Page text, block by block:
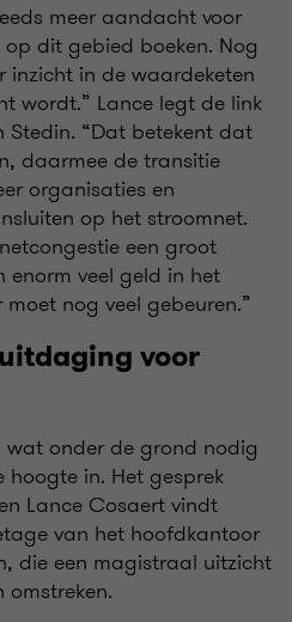
meer aandacht voor
dit gebied boeken. Nog
inzicht in de waardeketen
wordt.” Lance legt de link
“Dat betekent dat
daarmee de transitie
organisaties en
op het stroomnet.
een groot
enorm veel geld in het
nog veel gebeuren.”
voor
wat onder de grond nodig
hoogte in. Het gesprek
Lance Cosaert vindt
van het hoofdkantoor
die een magistraal uitzicht